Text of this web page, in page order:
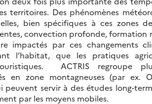
territoires. Des phénomènes
bien spécifiques à ces zones
convection profonde, formation
impactés par ces changements
l’habitat, que les pratiques
ACTRIS regroupe
en zone montagneuses (par ex.
peuvent servir à des études long-
par les moyens mobiles.